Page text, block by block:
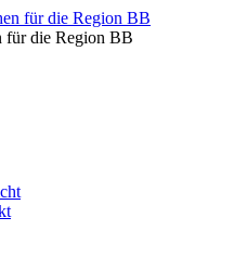
für die Region BB